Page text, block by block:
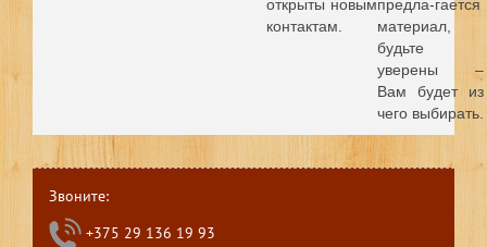
открыты новым
контактам.
предла-гается
материал,
будьте
уверены –
Вам будет из
чего выбирать.
Звоните:
+375 29 136 19 93